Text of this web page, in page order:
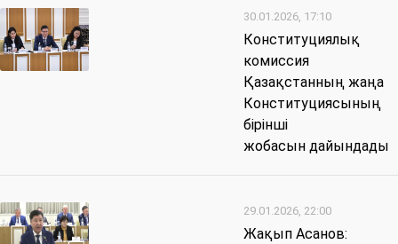
30.01.2026, 17:10
Конституциялық
комиссия
Қазақстанның жаңа
Конституциясының
бірінші
жобасын дайындады
29.01.2026, 22:00
Жақып Асанов: